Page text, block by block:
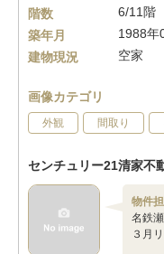
階数
6/11階
築年月
1988年
建物現況
空家
画像カテゴリ
外観 間取り
センチュリー21清家不
物件
名鉄
３月